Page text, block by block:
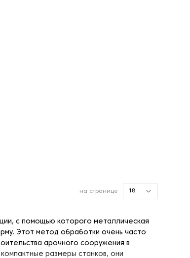
на странице 18
с помощью которого металлическая
Этот метод обработки очень часто
арочного сооружения в
размеры станков, они